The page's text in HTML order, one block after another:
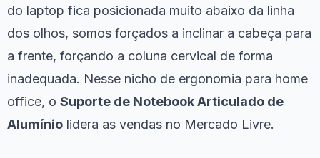
do laptop fica posicionada muito abaixo da linha
dos olhos, somos forçados a inclinar a cabeça para
a frente, forçando a coluna cervical de forma
inadequada. Nesse nicho de ergonomia para home
office, o Suporte de Notebook Articulado de
Alumínio lidera as vendas no Mercado Livre.